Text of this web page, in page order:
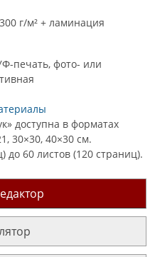
г/м² + ламинация
печать, фото- или
доступна в форматах
30×30, 40×30 см.
до 60 листов (120 страниц).